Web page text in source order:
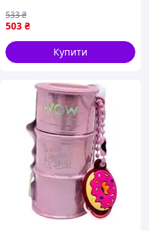
макіяжу та декору шкіри
блискучий пігме MOD58L
503 ₴
533₴
Купити